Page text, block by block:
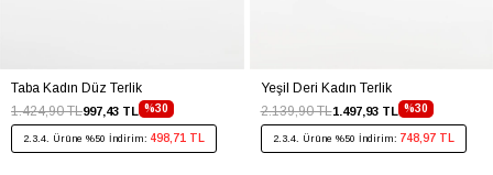
Taba Kadın Düz Terlik
%30
997,43 TL
1.424,90 TL
2.3.4. Ürüne %50 İndirim: 498,71 TL
Yeşil Deri Kadın Terlik
%30
1.497,93 TL
2.139,90 TL
2.3.4. Ürüne %50 İndirim: 748,97 TL